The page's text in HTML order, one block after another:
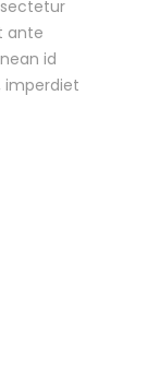
ante
id
imperdiet